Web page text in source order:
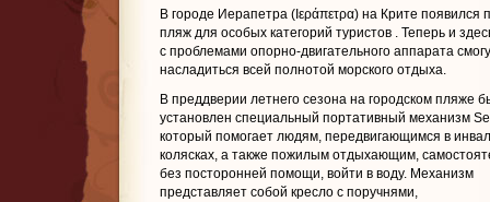
В городе Иерапетра (Ιεράπετρα) на Крите появился
пляж для особых категорий туристов . Теперь и
с проблемами опорно-двигательного аппарата
насладиться всей полнотой морского отдыха.
В преддверии летнего сезона на городском пляже
установлен специальный портативный механизм
который помогает людям, передвигающимся в
колясках, а также пожилым отдыхающим,
без посторонней помощи, войти в воду. Механизм
представляет собой кресло с поручнями,